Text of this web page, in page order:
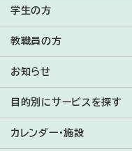
Монгол
Português
Română
Русский
Español
学生の方
教職員の方
お知らせ
目的別にサービスを探す
カレンダー・施設